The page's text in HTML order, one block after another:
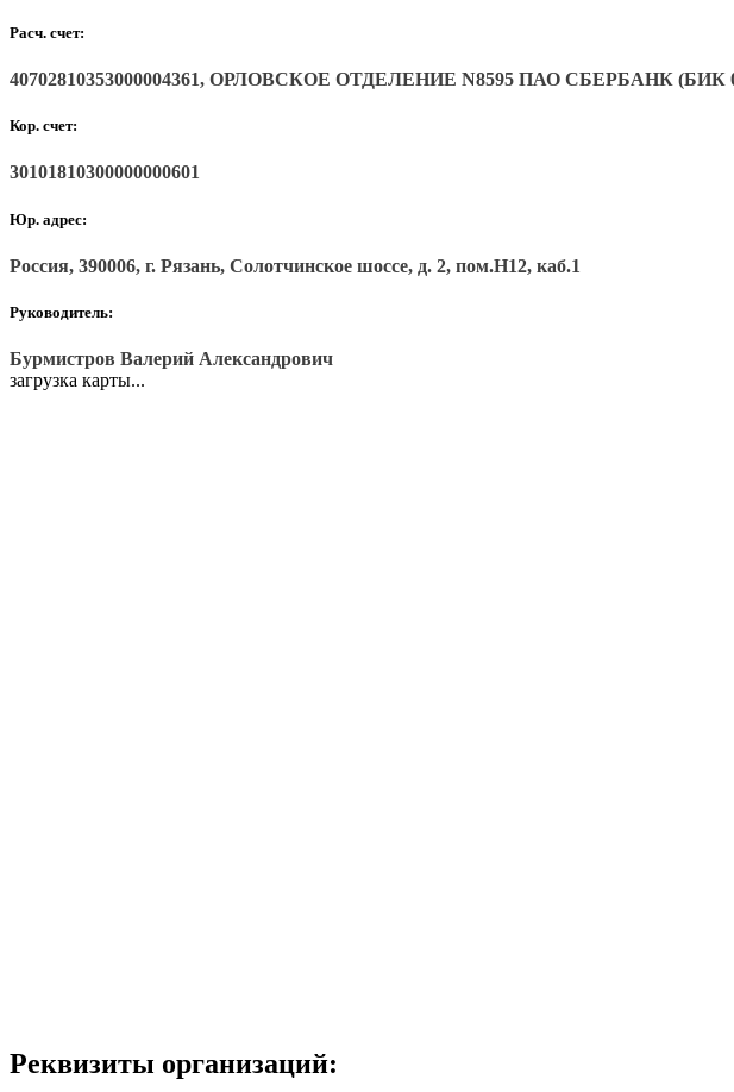
Расч. счет:
40702810353000004361, ОРЛОВСКОЕ ОТДЕЛЕНИЕ N8595 ПАО СБЕРБАНК (БИК
Кор. счет:
30101810300000000601
Юр. адрес:
Россия, 390006, г. Рязань, Солотчинское шоссе, д. 2, пом.Н12, каб.1
Руководитель:
Бурмистров Валерий Александрович
загрузка карты...
Реквизиты организаций: